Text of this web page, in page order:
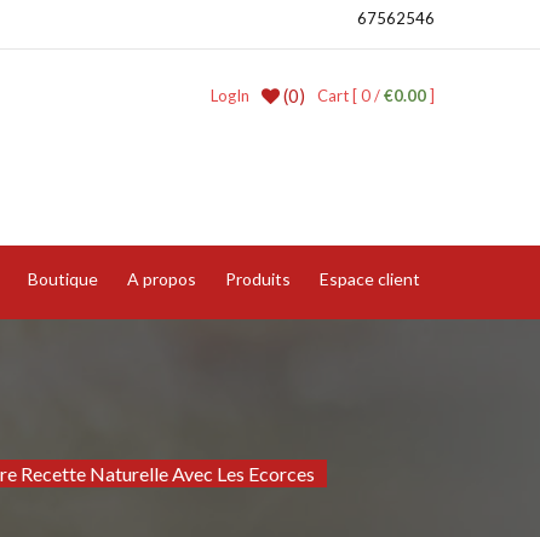
67562546
Cart [ 0 /€0.00]
(0)
LogIn
Boutique A propos Produits Espace client
Recette Naturelle Avec Les Ecorces